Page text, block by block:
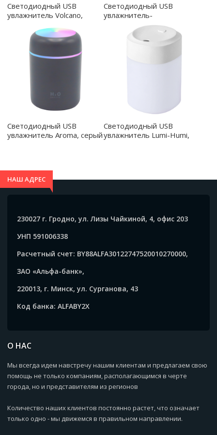
Светодиодный USB
увлажнитель Volcano,
Светодиодный USB
увлажнитель-
аромадиффузор Volcano
2.0, белый - 21025.01
Светодиодный USB
увлажнитель Aroma, серый
Светодиодный USB
увлажнитель Lumi-Humi,
НАШ АДРЕС
230027 г. Гродно, ул. Лизы Чайкиной, 4, офис 203
УНП 591006338
Расчетный счет: BY88ALFA30122747520010270000,
ЗАО «Альфа-банк»,
220013, г. Минск, ул. Сурганова, 43
Код банка: ALFABY2X
О НАС
Мы всегда идем навстречу нашим клиентам и предлагаем свою
помощь не только компаниям, располагающимся в черте
города, но и представителям из регионов
Количество наших клиентов постоянно растет, что означает
только одно - мы движемся в правильном направлении.